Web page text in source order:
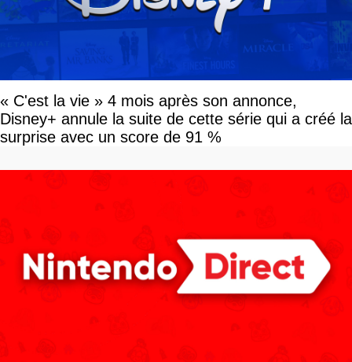
« C'est la vie » 4 mois après son annonce,
Disney+ annule la suite de cette série qui a créé la
surprise avec un score de 91 %